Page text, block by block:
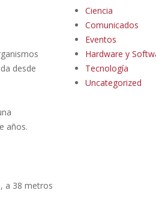
desde
años.
a 38 metros
Ciencia
Comunicados
Eventos
Hardware y
Tecnología
Uncategorized